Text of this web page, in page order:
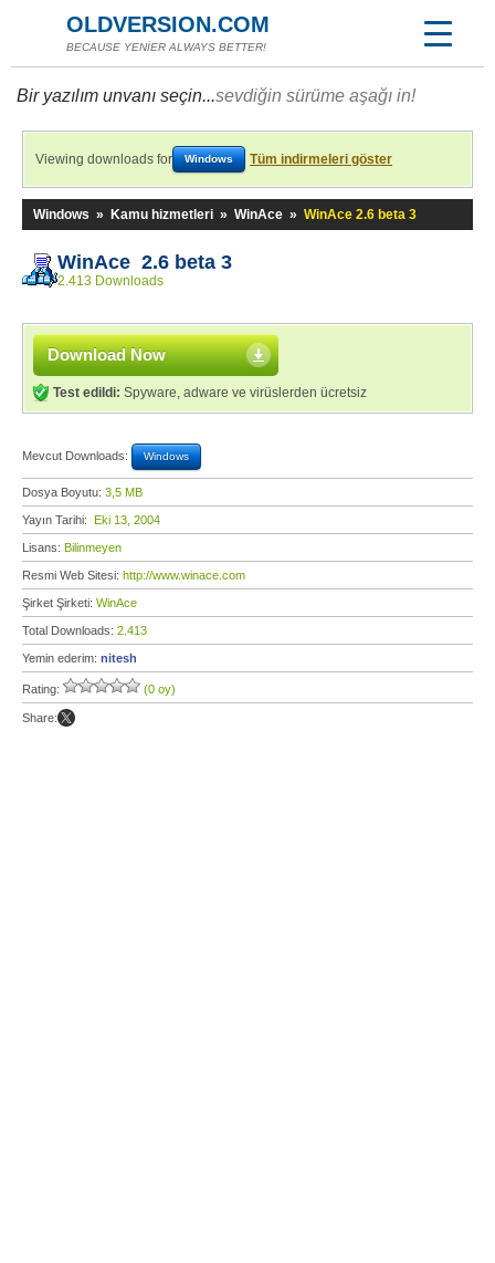
OLDVERSION.COM
BECAUSE YENİER ALWAYS BETTER!
Bir yazılım unvanı seçin...sevdiğin sürüme aşağı in!
Viewing downloads for Windows Tüm indirmeleri göster
Windows » Kamu hizmetleri » WinAce » WinAce 2.6 beta 3
WinAce 2.6 beta 3
2.413 Downloads
Download Now
Test edildi: Spyware, adware ve virüslerden ücretsiz
Mevcut Downloads: Windows
Dosya Boyutu: 3,5 MB
Yayın Tarihi: Eki 13, 2004
Lisans: Bilinmeyen
Resmi Web Sitesi: http://www.winace.com
Şirket Şirketi: WinAce
Total Downloads: 2.413
Yemin ederim: nitesh
Rating: (0 oy)
Share: